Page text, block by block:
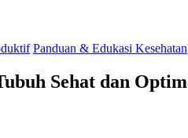
Panduan & Edukasi Kesehatan
Sehat dan